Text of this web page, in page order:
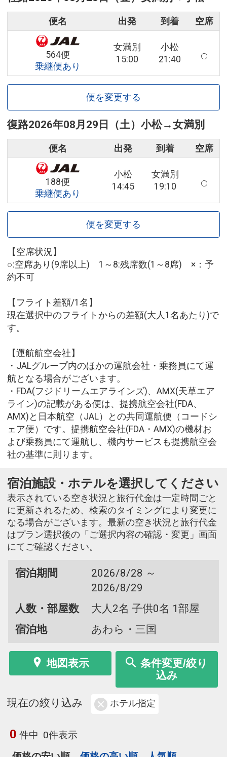
便名 出発 到着 空席
564便
乗継便あり
女満別
15:00
小松
21:40
便を変更する
復路2026年08月29日（土） 小松→女満別
便名 出発 到着 空席
188便
乗継便あり
小松
14:45
女満別
19:10
便を変更する
【空席状況】
○:空席あり(9席以上) 1～8:残席数(1～8席) ×：予
約不可
【フライト差額/1名】
現在選択中のフライトからの差額(大人1名あたり)で
す。
【運航航空会社】
・JALグループ内のほかの運航会社・乗務員にて運
航となる場合がございます。
・FDA(フジドリームエアラインズ)、AMX(天草エア
ライン)の記載がある便は、提携航空会社(FDA、
AMX)と日本航空（JAL）との共同運航便（コードシ
ェア便）です。提携航空会社(FDA・AMX)の機材お
よび乗務員にて運航し、機内サービスも提携航空会
社の基準に則ります。
宿泊施設・ホテルを選択してください
表示されている空き状況と旅行代金は一定時間ごと
に更新されるため、検索のタイミングにより変更に
なる場合がございます。最新の空き状況と旅行代金
はプラン選択後の「ご選択内容の確認・変更」画面
にてご確認ください。
宿泊期間
2026/8/28 ～
2026/8/29
人数・部屋数
大人2名 子供0名 1部屋
宿泊地
あわら・三国
地図表示
条件変更/絞り
込み
現在の絞り込み ホテル指定
0 件中 0件表示